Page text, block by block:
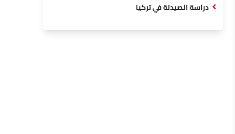
دراسة الصيدلة في تركيا